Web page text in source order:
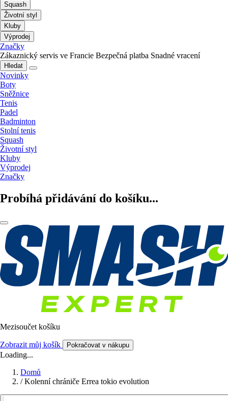
Squash
Životní styl
Kluby
Výprodej
Značky
Zákaznický servis ve Francie Bezpečná platba Snadné vracení
Hledat
Novinky
Boty
Sněžnice
Tenis
Padel
Badminton
Stolní tenis
Squash
Životní styl
Kluby
Výprodej
Značky
Probíhá přidávání do košíku...
Mezisoučet košíku
Zobrazit můj košík Pokračovat v nákupu
Loading...
Domů
/ Kolenní chrániče Errea tokio evolution